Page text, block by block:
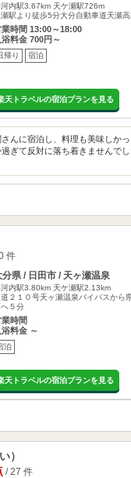
内駅3.67km 天ケ瀬駅726m
駅より徒歩5分大分自動車道天瀬
業時間 13:00～18:00
浴料金 700円～
帰り 宿泊
天トラベルの宿泊プランを見る
んに宿泊し、料理も美味しか
ぎて反対に落ち着きませんで
件
分県 / 日田市 / 天ヶ瀬温泉
内駅3.80km 天ケ瀬駅2.13km
道２１０号天ヶ瀬温泉バイパスから
５分
業時間
浴料金 ～
泊
天トラベルの宿泊プランを見る
）
/ 27 件